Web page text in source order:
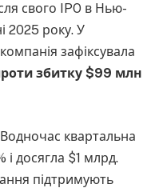
свого IPO в Нью-
2025 року. У
зафіксувала
збитку $99 млн
квартальна
досягла $1 млрд.
підтримують